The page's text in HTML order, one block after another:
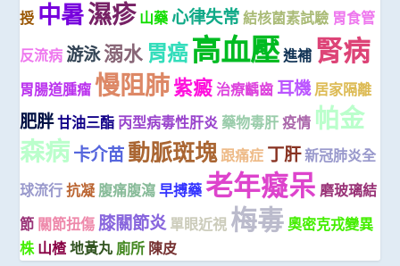
授 中暑濕疹 山藥 心律失常 結核菌素試驗 胃食管
反流病 游泳溺水 胃癌高血壓進補 腎病
胃腸道腫瘤 慢阻肺紫癜 治療齲齒 耳機 居家隔離
肥胖甘油三酯 丙型病毒性肝炎 藥物毒肝 疫情 帕金
森病卡介苗動脈斑塊跟痛症 丁肝新冠肺炎全
球流行 抗凝 腹痛腹瀉 早搏藥 老年癡呆 磨玻璃結
節 關節扭傷 膝關節炎 單眼近視 梅毒 奧密克戎變異
株 山楂 地黃丸 廁所 陳皮